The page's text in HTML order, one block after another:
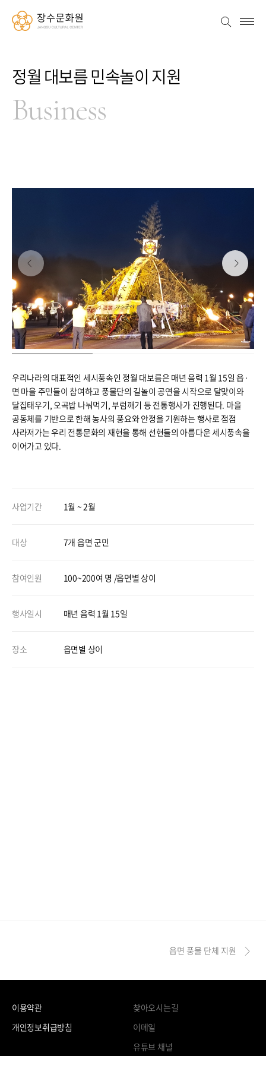
정월 대보름 민속놀이 지원
Business
우리나라의 대표적인 세시풍속인 정월 대보름은 매년 음력 1월 15일 읍·
면 마을 주민들이 참여하고 풍물단의 길놀이 공연을 시작으로 달맞이와
달집태우기, 오곡밥 나눠먹기, 부럼깨기 등 전통행사가 진행된다. 마을
공동체를 기반으로 한해 농사의 풍요와 안정을 기원하는 행사로 점점
사라져가는 우리 전통문화의 재현을 통해 선현들의 아름다운 세시풍속을
이어가고 있다.
사업기간 1월 ~ 2월
대상 7개 읍면 군민
참여인원 100~200여 명 /읍면별 상이
행사일시 매년 음력 1월 15일
장소 읍면별 상이
읍면 풍물 단체 지원
이용약관
개인정보취급방침
찾아오시는길
이메일
유튜브 채널